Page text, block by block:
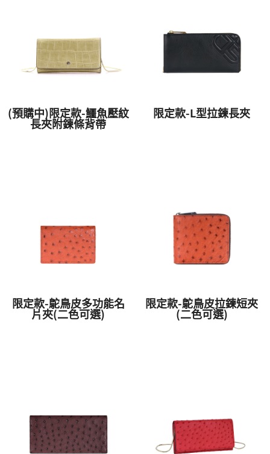
(預購中)限定款-鱷魚壓紋
長夾附鍊條背帶
限定款-L型拉鍊長夾
限定款-鴕鳥皮多功能名
片夾(二色可選)
限定款-鴕鳥皮拉鍊短夾
(二色可選)